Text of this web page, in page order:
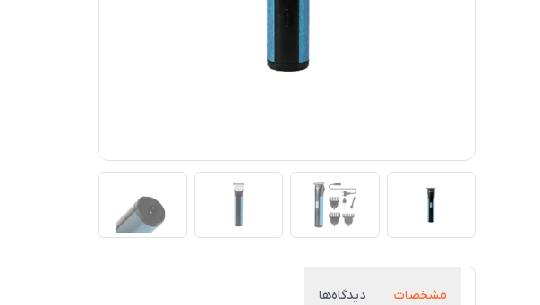
مشخصات دیدگاه‌ها